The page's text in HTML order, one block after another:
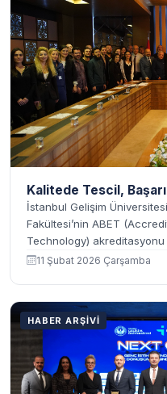
Kalitede Tescil,
İstanbul Gelişim
Fakültesi’nin ABET
Technology) akreditasyonu
11 Şubat 2026 Çarşamba
HABER ARŞIVI